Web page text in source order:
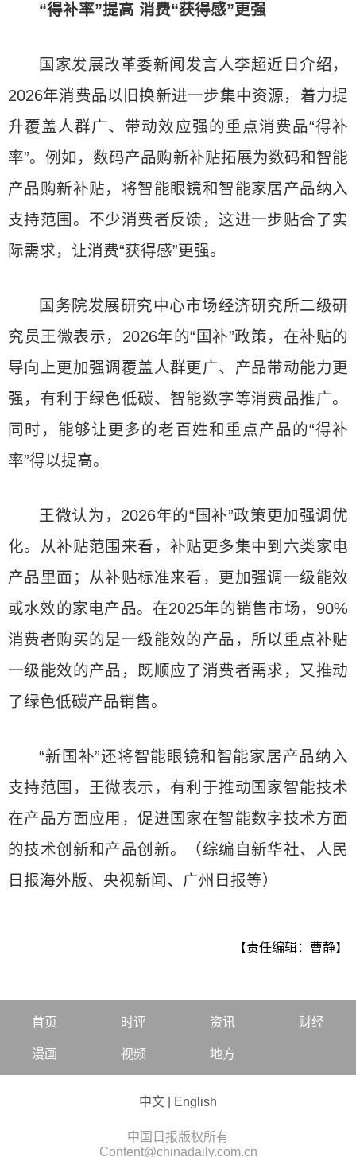
“得补率”提高 消费“获得感”更强
国家发展改革委新闻发言人李超近日介绍，
2026年消费品以旧换新进一步集中资源，着力提
升覆盖人群广、带动效应强的重点消费品“得补
率”。例如，数码产品购新补贴拓展为数码和智能
产品购新补贴，将智能眼镜和智能家居产品纳入
支持范围。不少消费者反馈，这进一步贴合了实
际需求，让消费“获得感”更强。
国务院发展研究中心市场经济研究所二级研
究员王微表示，2026年的“国补”政策，在补贴的
导向上更加强调覆盖人群更广、产品带动能力更
强，有利于绿色低碳、智能数字等消费品推广。
同时，能够让更多的老百姓和重点产品的“得补
率”得以提高。
王微认为，2026年的“国补”政策更加强调优
化。从补贴范围来看，补贴更多集中到六类家电
产品里面；从补贴标准来看，更加强调一级能效
或水效的家电产品。在2025年的销售市场，90%
消费者购买的是一级能效的产品，所以重点补贴
一级能效的产品，既顺应了消费者需求，又推动
了绿色低碳产品销售。
“新国补”还将智能眼镜和智能家居产品纳入
支持范围，王微表示，有利于推动国家智能技术
在产品方面应用，促进国家在智能数字技术方面
的技术创新和产品创新。（综编自新华社、人民
日报海外版、央视新闻、广州日报等）
【责任编辑：曹静】
首页 时评 资讯 财经
漫画 视频 地方
中文 English
中国日报版权所有
Content@chinadaily.com.cn